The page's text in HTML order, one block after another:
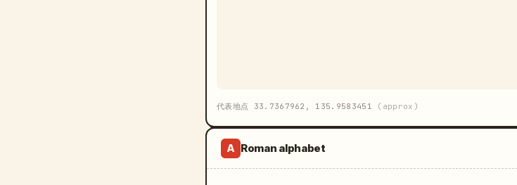
代表地点 33.7367962, 135.9583451 (approx)
A Roman alphabet